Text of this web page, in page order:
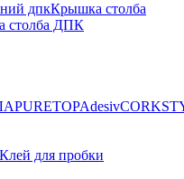
дпкКрышка столба
столба ДПК
PURETOPAdesiv
Клей для пробки